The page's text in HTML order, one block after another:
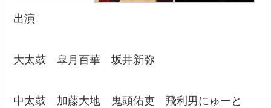
出演
大太鼓 皐月百華 坂井新弥
中太鼓 加藤大地 鬼頭佑吏 飛利男にゅーと